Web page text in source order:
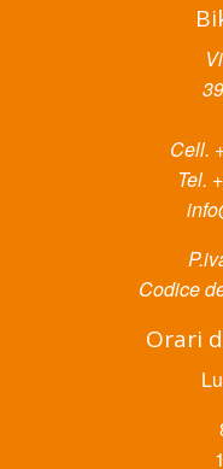
Cell.
Tel.
Codice
Orari